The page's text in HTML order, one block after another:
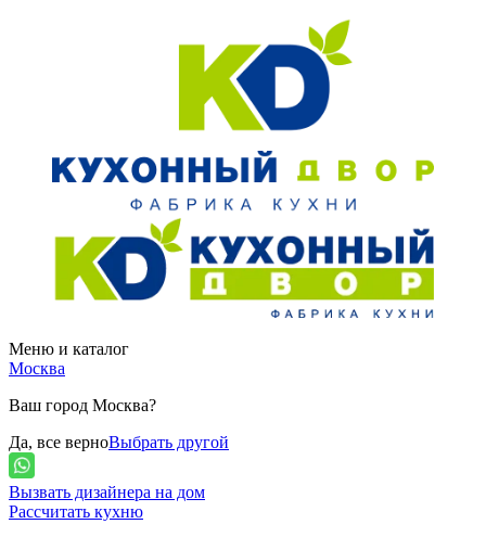
Меню и каталог
Москва
Ваш город Москва?
Да, все верноВыбрать другой
Вызвать дизайнера на дом
Рассчитать кухню